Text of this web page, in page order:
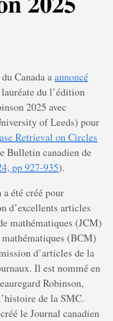
Canada aannoncé
du l’édition
2025 avec
of Leeds) pour
Retrieval on Circles
Bulletin canadien de
pp 927-935).
été créé pour
d’excellents articles
mathématiques (JCM)
(BCM)
d’articles de la
Il est nommé en
Robinson,
de la SMC.
le Journal canadien